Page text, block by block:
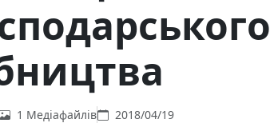
1 Медіафайлів 2018/04/19